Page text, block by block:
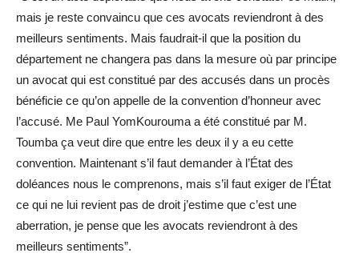
mais je reste convaincu que ces avocats reviendront à des
meilleurs sentiments. Mais faudrait-il que la position du
département ne changera pas dans la mesure où par principe
un avocat qui est constitué par des accusés dans un procès
bénéficie ce qu’on appelle de la convention d’honneur avec
l’accusé. Me Paul YomKourouma a été constitué par M.
Toumba ça veut dire que entre les deux il y a eu cette
convention. Maintenant s’il faut demander à l’État des
doléances nous le comprenons, mais s’il faut exiger de l’État
ce qui ne lui revient pas de droit j’estime que c’est une
aberration, je pense que les avocats reviendront à des
meilleurs sentiments”.